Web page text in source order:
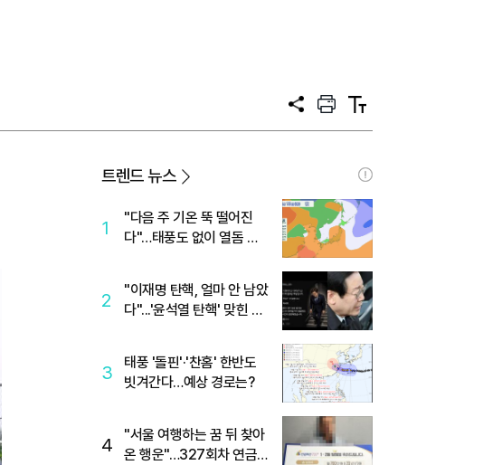
공
프
트
텍
트
트렌드 뉴스
1
"다음 주 기온 뚝 떨어진
다"…태풍도 없이 열돔 박
2
"이재명 탄핵, 얼마 안 남았
다"...'윤석열 탄핵' 맞힌 무
3
태풍 '돌핀'·'찬홈' 한반도
빗겨간다…예상 경로는?
4
"서울 여행하는 꿈 뒤 찾아
온 행운"…327회차 연금